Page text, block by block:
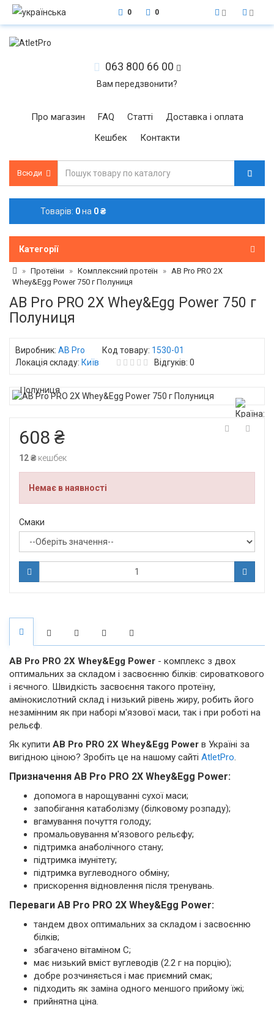
0 0
063 800 66 00
Вам передзвонити?
Про магазин FAQ Статті
Доставка і оплата
Кешбек
Контакти
Всюди
Товарів: 0на 0 ₴
Категорії
Протеїни Комплексний протеїн
AB Pro PRO 2X
Whey&Egg Power 750 г Полуниця
AB Pro PRO 2X Whey&Egg Power 750 г
Полуниця
Виробник: AB Pro Код товару: 1530-01
Локація складу: Київ Відгуків: 0
608 ₴
12 ₴ кешбек
Немає в наявності
Смаки
AB Pro PRO 2X Whey&Egg Power - комплекс з двох
оптимальних за складом і засвоєнню білків: сироваткового
і яєчного. Швидкість засвоєння такого протеїну,
амінокислотний склад і низький рівень жиру, робить його
незамінним як при наборі м'язової маси, так і при роботі на
рельєф.
Як купити AB Pro PRO 2X Whey&Egg Power в Україні за
вигідною ціною? Зробіть це на нашому сайті AtletPro.
Призначення AB Pro PRO 2X Whey&Egg Power:
допомога в нарощуванні сухої маси;
запобігання катаболізму (білковому розпаду);
вгамування почуття голоду;
промальовування м'язового рельєфу;
підтримка анаболічного стану;
підтримка імунітету;
підтримка вуглеводного обміну;
прискорення відновлення після тренувань.
Переваги AB Pro PRO 2X Whey&Egg Power:
тандем двох оптимальних за складом і засвоєнню
білків;
збагачено вітаміном C;
має низький вміст вуглеводів (2.2 г на порцію);
добре розчиняється і має приємний смак;
підходить як заміна одного меншого прийому їжі;
прийнятна ціна.